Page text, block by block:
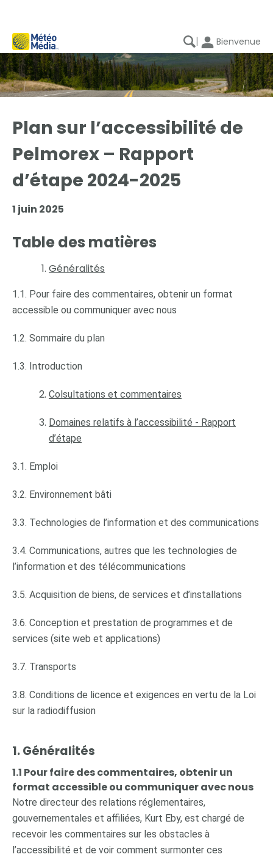
| Bienvenue
Plan sur l’accessibilité de
Pelmorex – Rapport
d’étape 2024-2025
1 juin 2025
Table des matières
Généralités
1.1. Pour faire des commentaires, obtenir un format
accessible ou communiquer avec nous
1.2. Sommaire du plan
1.3. Introduction
Colsultations et commentaires
Domaines relatifs à l’accessibilité - Rapport
d’étape
3.1. Emploi
3.2. Environnement bâti
3.3. Technologies de l’information et des communications
3.4. Communications, autres que les technologies de
l’information et des télécommunications
3.5. Acquisition de biens, de services et d’installations
3.6. Conception et prestation de programmes et de
services (site web et applications)
3.7. Transports
3.8. Conditions de licence et exigences en vertu de la Loi
sur la radiodiffusion
1. Généralités
1.1 Pour faire des commentaires, obtenir un
format accessible ou communiquer avec nous
Notre directeur des relations réglementaires,
gouvernementales et affiliées, Kurt Eby, est chargé de
recevoir les commentaires sur les obstacles à
l’accessibilité et de voir comment surmonter ces